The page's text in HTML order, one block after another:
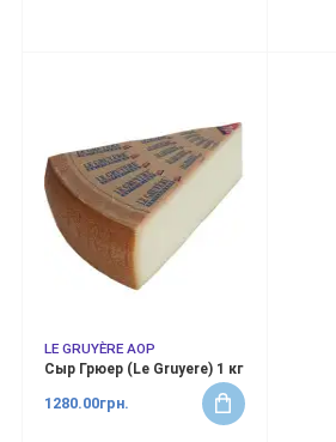
LE GRUYÈRE AOP
Сыр Грюер (Le Gruyere) 1 кг
1280.00грн.